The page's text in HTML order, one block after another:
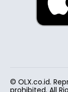
© OLX.co.id.
prohibited. All